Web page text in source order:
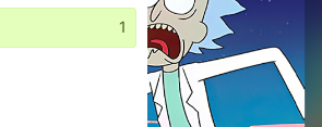
1